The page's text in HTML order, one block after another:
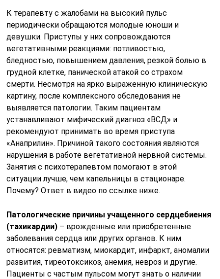
К терапевту с жалобами на высокий пульс
периодически обращаются молодые юноши и
девушки. Приступы у них сопровождаются
вегетативными реакциями: потливостью,
бледностью, повышением давления, резкой болью в
грудной клетке, панической атакой со страхом
смерти. Несмотря на ярко выраженную клиническую
картину, после комплексного обследования не
выявляется патологии. Таким пациентам
устанавливают мифический диагноз «ВСД» и
рекомендуют принимать во время приступа
«Анаприлин». Причиной такого состояния являются
нарушения в работе вегетативной нервной системы.
Занятия с психотерапевтом помогают в этой
ситуации лучше, чем капельницы в стационаре.
Почему? Ответ в видео по ссылке ниже.
Патологические причины учащенного сердцебиения
(тахикардии) – врожденные или приобретенные
заболевания сердца или других органов. К ним
относятся: ревматизм, миокардит, инфаркт, аномалии
развития, тиреотоксикоз, анемия, невроз и другие.
Пациенты с частым пульсом могут знать о наличии